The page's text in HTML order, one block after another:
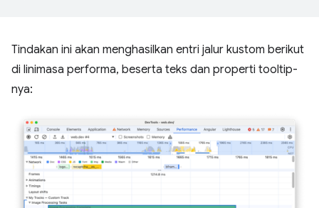
Tindakan ini akan menghasilkan entri jalur kustom berikut
di linimasa performa, beserta teks dan properti tooltip-
nya: